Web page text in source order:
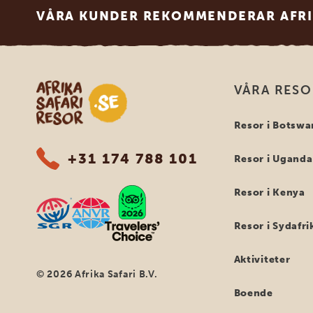
VÅRA KUNDER REKOMMENDERAR
Safari-resor i Afrika
+31 174 788 101
© 2026 Afrika Safari B.V.
VÅRA
Resor i
Resor i Uganda
Resor i Kenya
Resor i
Aktiviteter
Boende